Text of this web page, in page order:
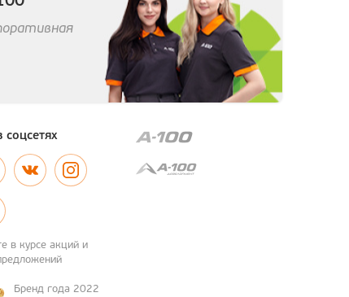
в курсе акций и
Бренд года 2022